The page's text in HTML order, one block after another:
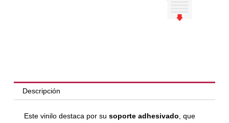
Descripción
Este vinilo destaca por su soporte adhesivado, que